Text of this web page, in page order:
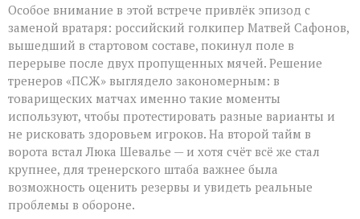
Особое внимание в этой встрече привлёк эпизод с
заменой вратаря: российский голкипер Матвей Сафонов,
вышедший в стартовом составе, покинул поле в
перерыве после двух пропущенных мячей. Решение
тренеров «ПСЖ» выглядело закономерным: в
товарищеских матчах именно такие моменты
используют, чтобы протестировать разные варианты и
не рисковать здоровьем игроков. На второй тайм в
ворота встал Люка Шевалье — и хотя счёт всё же стал
крупнее, для тренерского штаба важнее была
возможность оценить резервы и увидеть реальные
проблемы в обороне.